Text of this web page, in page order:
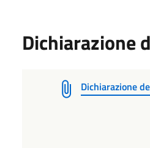
Dichiarazione
Dichiarazione